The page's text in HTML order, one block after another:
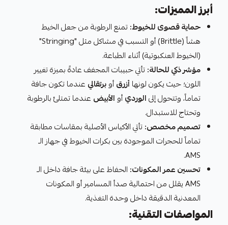
أبرز المميزات:
حماية قصوى للخيوط:تمنع الرطوبة من جعل الخيط
هشاً (Brittle) أو التسبب في مشاكل مثل "Stringing"
(الخيوط العنكبوتية) أثناء الطباعة.
مؤشر ذكي للحالة:تأتي حبيبات المجفف عادةً بميزة تغيير
اللون؛ حيث يكون لونهاأزرقأوبرتقالي عندما تكون جافة
تماماً، وتتحول إلىالورديأوالأبيض عندما تمتلئ بالرطوبة
وتحتاج للاستبدال.
تصميم مخصص:تأتي الأكياس الأصلية بمقاسات مطابقة
تماماً للحجرات الموجودة بين بكرات الخيوط في جهاز الـ
AMS.
تحسين عمر المكونات: الحفاظ على بيئة جافة داخل الـ
AMS يقلل من احتمالية صدأ المسامير أو المكونات
المعدنية الدقيقة داخل وحدة التغذية.
المواصفات التقنية: